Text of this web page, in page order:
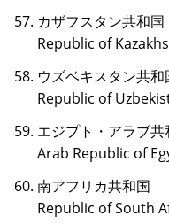
カザフスタン共和国
Republic of
ウズベキスタン共和
Republic of
エジプト・アラブ共
Arab Republic of
南アフリカ共和国
Republic of South